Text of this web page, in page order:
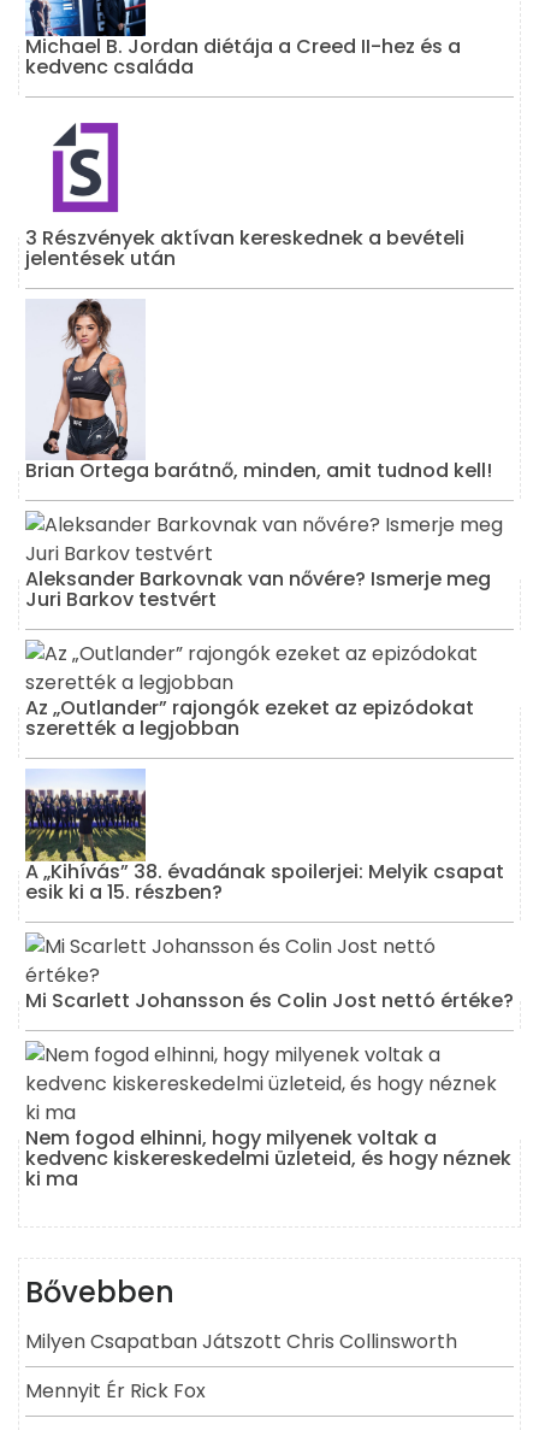
Michael B. Jordan diétája a Creed II-hez és a
kedvenc családa
3 Részvények aktívan kereskednek a bevételi
jelentések után
Brian Ortega barátnő, minden, amit tudnod kell!
Aleksander Barkovnak van nővére? Ismerje meg
Juri Barkov testvért
Az „Outlander” rajongók ezeket az epizódokat
szerették a legjobban
A „Kihívás” 38. évadának spoilerjei: Melyik csapat
esik ki a 15. részben?
Mi Scarlett Johansson és Colin Jost nettó értéke?
Nem fogod elhinni, hogy milyenek voltak a
kedvenc kiskereskedelmi üzleteid, és hogy néznek
ki ma
Bővebben
Milyen Csapatban Játszott Chris Collinsworth
Mennyit Ér Rick Fox